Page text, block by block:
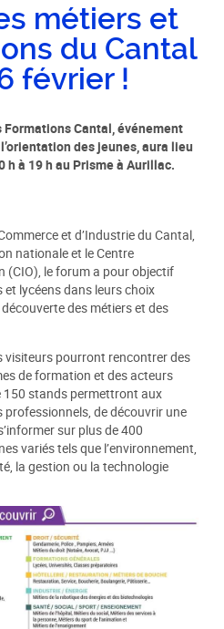
métiers et
du Cantal
février !
Formations Cantal, événement
des jeunes, aura lieu
h à 19 h au Prisme à Aurillac.
et d’Industrie du Cantal,
nationale et le Centre
(CIO), le forum a pour objectif
et lycéens dans leurs choix
des métiers et des
visiteurs pourront rencontrer des
de formation et des acteurs
150 stands permettront aux
professionnels, de découvrir une
sur plus de 400
variés tels que l’environnement,
la gestion ou la technologie